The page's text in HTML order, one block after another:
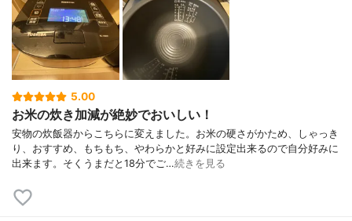
5.00
お米の炊き加減が絶妙でおいしい！
安物の炊飯器からこちらに変えました。お米の硬さがかため、しゃっき
り、おすすめ、もちもち、やわらかと好みに設定出来るので自分好みに
出来ます。そくうまだと18分でご…続きを見る